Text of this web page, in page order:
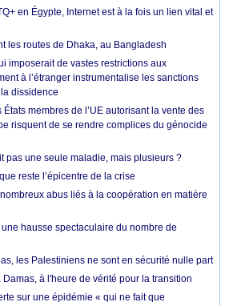
en Égypte, Internet est à la fois un lien vital et
les routes de Dhaka, au Bangladesh
imposerait de vastes restrictions aux
à l’étranger instrumentalise les sanctions
dissidence
États membres de l’UE autorisant la vente des
risquent de se rendre complices du génocide
pas une seule maladie, mais plusieurs ?
reste l’épicentre de la crise
abus liés à la coopération en matière
hausse spectaculaire du nombre de
les Palestiniens ne sont en sécurité nulle part
Damas, à l'heure de vérité pour la transition
sur une épidémie « qui ne fait que